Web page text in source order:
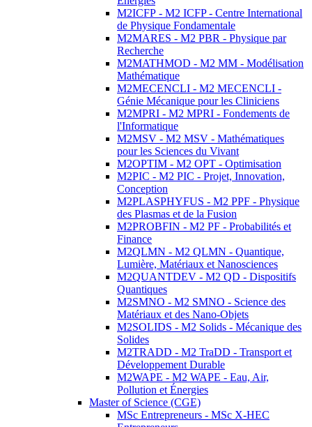
M2ICFP - M2 ICFP - Centre International
de Physique Fondamentale
M2MARES - M2 PBR - Physique par
Recherche
M2MATHMOD - M2 MM - Modélisation
Mathématique
M2MECENCLI - M2 MECENCLI -
Génie Mécanique pour les Cliniciens
M2MPRI - M2 MPRI - Fondements de
l'Informatique
M2MSV - M2 MSV - Mathématiques
pour les Sciences du Vivant
M2OPTIM - M2 OPT - Optimisation
M2PIC - M2 PIC - Projet, Innovation,
Conception
M2PLASPHYFUS - M2 PPF - Physique
des Plasmas et de la Fusion
M2PROBFIN - M2 PF - Probabilités et
Finance
M2QLMN - M2 QLMN - Quantique,
Lumière, Matériaux et Nanosciences
M2QUANTDEV - M2 QD - Dispositifs
Quantiques
M2SMNO - M2 SMNO - Science des
Matériaux et des Nano-Objets
M2SOLIDS - M2 Solids - Mécanique des
Solides
M2TRADD - M2 TraDD - Transport et
Développement Durable
M2WAPE - M2 WAPE - Eau, Air,
Pollution et Énergies
Master of Science (CGE)
MSc Entrepreneurs - MSc X-HEC